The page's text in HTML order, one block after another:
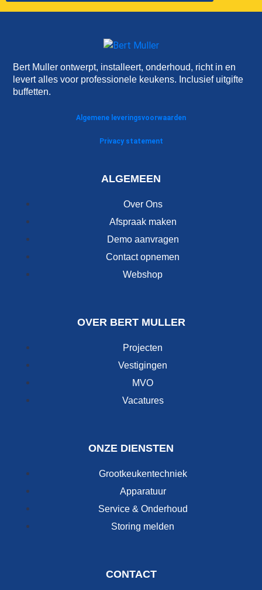
Bert Muller ontwerpt, installeert, onderhoud, richt in en
levert alles voor professionele keukens. Inclusief uitgifte
buffetten.
Algemene leveringsvoorwaarden
Privacy statement
ALGEMEEN
Over Ons
Afspraak maken
Demo aanvragen
Contact opnemen
Webshop
OVER BERT MULLER
Projecten
Vestigingen
MVO
Vacatures
ONZE DIENSTEN
Grootkeukentechniek
Apparatuur
Service & Onderhoud
Storing melden
CONTACT